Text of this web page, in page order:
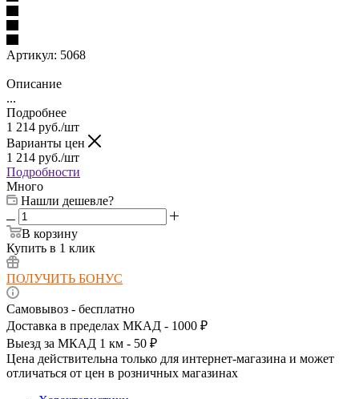
Артикул: 5068
Описание
...
Подробнее
1 214 руб./шт
Варианты цен
1 214 руб./шт
Подробности
Много
Нашли дешевле?
В корзину
Купить в 1 клик
ПОЛУЧИТЬ БОНУС
Самовывоз - бесплатно
Доставка в пределах МКАД - 1000 ₽
Выезд за МКАД 1 км - 50 ₽
Цена действительна только для интернет-магазина и может
отличаться от цен в розничных магазинах